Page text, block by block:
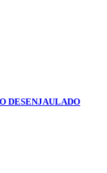
DESENJAULADO